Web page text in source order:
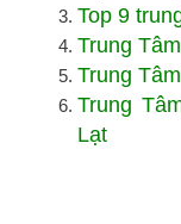
Top 9
Trung
Trung
Trung
Lạt